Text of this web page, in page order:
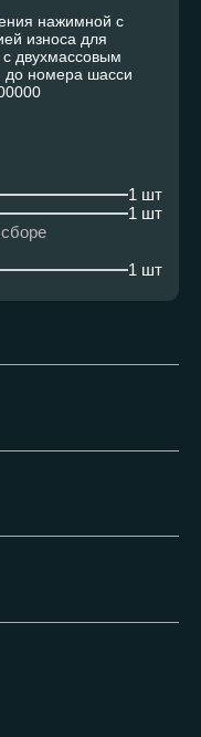
нажимной с
износа для
с двухмассовым
до номера шасси
1 шт
1 шт
1 шт